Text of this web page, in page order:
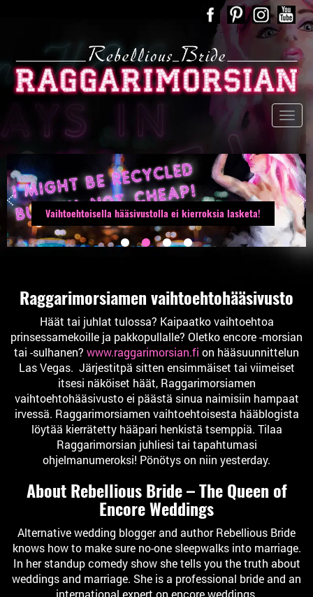
Vaihtoehtoisella hääsivustolla ei kierroksia lasketa!
Raggarimorsiamen vaihtoehtohääsivusto
Häät tai juhlat tulossa? Kaipaatko vaihtoehtoa
prinsessamekoille ja pakkopullalle? Oletko encore -morsian
tai -sulhanen? www.raggarimorsian.fi on hääsuunnittelun
Las Vegas. Järjestitpä sitten ensimmäiset tai viimeiset
itsesi näköiset häät, Raggarimorsiamen
vaihtoehtohääsivusto ei päästä sinua naimisiin hampaat
irvessä. Raggarimorsiamen vaihtoehtoisesta hääblogista
löytää kierrätetty hääpari henkistä tsemppiä. Tilaa
Raggarimorsian juhliesi tai tapahtumasi
ohjelmanumeroksi! Pönötys on niin yesterday.
About Rebellious Bride – The Queen of
Encore Weddings
Alternative wedding blogger and author Rebellious Bride
knows how to make sure no-one sleepwalks into marriage.
In her standup comedy show she tells you the truth about
weddings and marriage. She is a professional bride and an